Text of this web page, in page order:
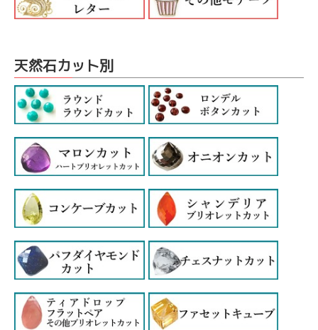
天然石カット別